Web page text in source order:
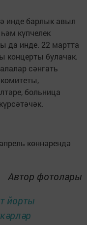
инде барлык авыл
күпчелек
да инде. 22 мартта
концерты булачак.
сәнгать
больница
көннәрендә
Автор фотолары
йорты